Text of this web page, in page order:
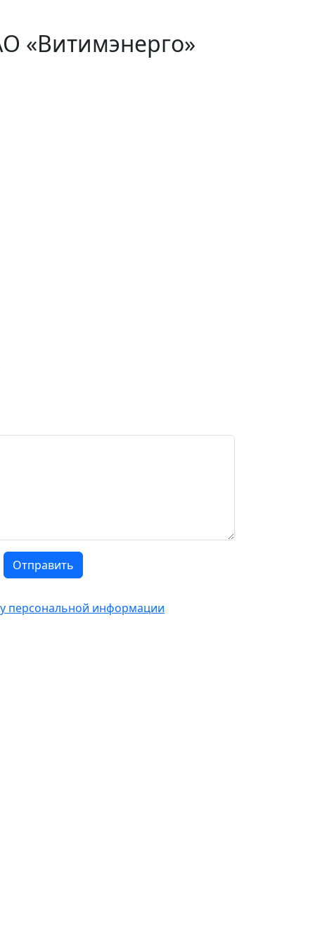
«Витимэнерго»
Отправить
персональной информации